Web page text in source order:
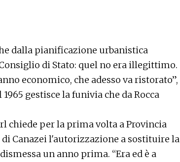
dalla pianificazione urbanistica
di Stato: quel no era illegittimo.
economico, che adesso va ristorato”,
gestisce la funivia che da Rocca
chiede per la prima volta a Provincia
Canazei l'autorizzazione a sostituire la
un anno prima. “Era ed è a